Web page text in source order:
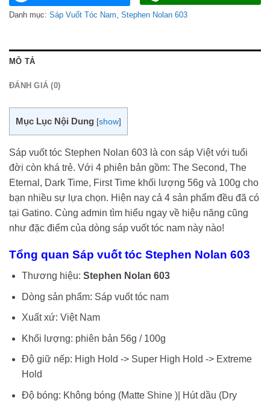
Danh mục: Sáp Vuốt Tóc Nam Stephen Nolan 603
MÔ TẢ
ĐÁNH GIÁ (0)
Mục Lục Nội Dung [show]
Sáp vuốt tóc Stephen Nolan 603 là con sáp Việt với tuổi
đời còn khá trẻ. Với 4 phiên bản gồm: The Second, The
Eternal, Dark Time, First Time khối lượng 56g và 100g cho
bạn nhiều sự lựa chọn. Hiện nay cả 4 sản phẩm đều đã có
tại Gatino. Cùng admin tìm hiểu ngay về hiệu năng cũng
như đặc điểm của dòng sáp vuốt tóc nam này nào!
Tổng quan Sáp vuốt tóc Stephen Nolan 603
Thương hiệu: Stephen Nolan 603
Dòng sản phẩm: Sáp vuốt tóc nam
Xuất xứ: Việt Nam
Khối lượng: phiên bản 56g / 100g
Độ giữ nếp: High Hold -> Super High Hold -> Extreme
Hold
Độ bóng: Không bóng (Matte Shine )| Hút dầu (Dry